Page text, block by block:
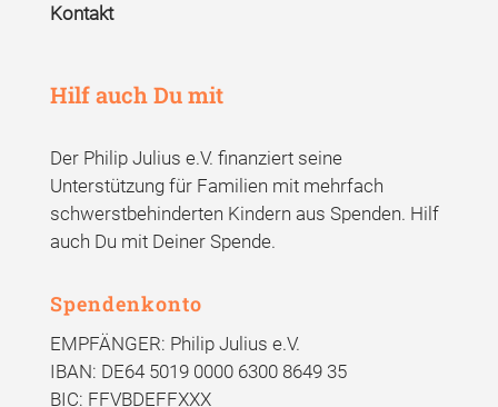
Kontakt
Hilf auch Du mit
Der Philip Julius e.V. finanziert seine
Unterstützung für Familien mit mehrfach
schwerstbehinderten Kindern aus Spenden. Hilf
auch Du mit Deiner Spende.
Spendenkonto
EMPFÄNGER: Philip Julius e.V.
IBAN: DE64 5019 0000 6300 8649 35
BIC: FFVBDEFFXXX